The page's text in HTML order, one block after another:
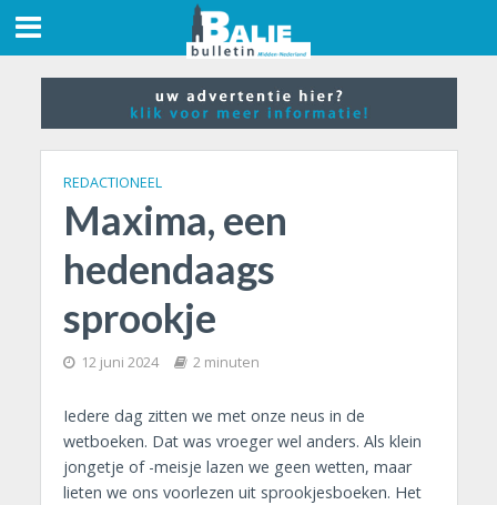
REDACTIONEEL
Maxima, een
hedendaags
sprookje
12 juni 2024 2 minuten
Iedere dag zitten we met onze neus in de
wetboeken. Dat was vroeger wel anders. Als klein
jongetje of -meisje lazen we geen wetten, maar
lieten we ons voorlezen uit sprookjesboeken. Het